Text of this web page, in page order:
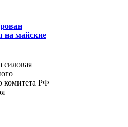
на майские
силовая
комитета РФ